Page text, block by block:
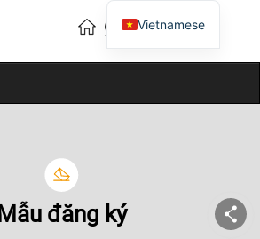
Mẫu đăng ký
Vietnamese